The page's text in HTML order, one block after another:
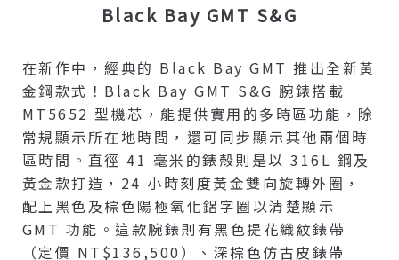
Black Bay GMT S&G
在新作中，經典的 Black Bay GMT 推出全新黃
金鋼款式！Black Bay GMT S&G 腕錶搭載
MT5652 型機芯，能提供實用的多時區功能，除
常規顯示所在地時間，還可同步顯示其他兩個時
區時間。直徑 41 毫米的錶殼則是以 316L 鋼及
黃金款打造，24 小時刻度黃金雙向旋轉外圈，
配上黑色及棕色陽極氧化鋁字圈以清楚顯示
GMT 功能。這款腕錶則有黑色提花織紋錶帶
（定價 NT$136,500）、深棕色仿古皮錶帶